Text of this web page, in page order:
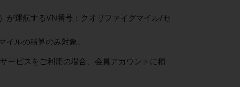
が運航するVN番号：クオリファイグマイル/セ
ルの積算のみ対象。
ービスをご利用の場合、会員アカウントに積